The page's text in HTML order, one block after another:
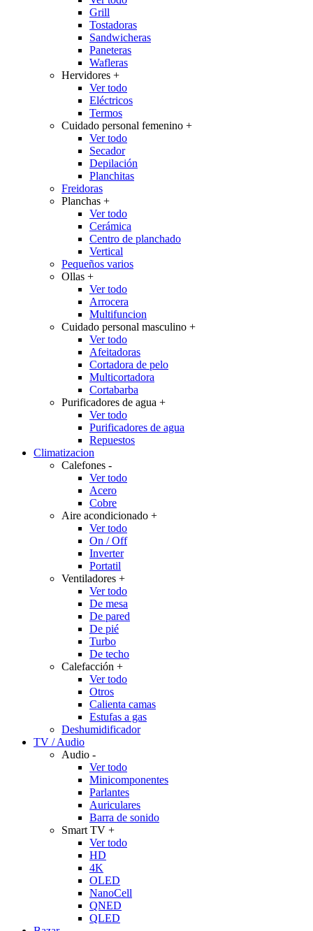
Grill
Tostadoras
Sandwicheras
Paneteras
Wafleras
Hervidores +
Ver todo
Eléctricos
Termos
Cuidado personal femenino +
Ver todo
Secador
Depilación
Planchitas
Freidoras
Planchas +
Ver todo
Cerámica
Centro de planchado
Vertical
Pequeños varios
Ollas +
Ver todo
Arrocera
Multifuncion
Cuidado personal masculino +
Ver todo
Afeitadoras
Cortadora de pelo
Multicortadora
Cortabarba
Purificadores de agua +
Ver todo
Purificadores de agua
Repuestos
Climatizacion
Calefones -
Ver todo
Acero
Cobre
Aire acondicionado +
Ver todo
On / Off
Inverter
Portatil
Ventiladores +
Ver todo
De mesa
De pared
De pié
Turbo
De techo
Calefacción +
Ver todo
Otros
Calienta camas
Estufas a gas
Deshumidificador
TV / Audio
Audio -
Ver todo
Minicomponentes
Parlantes
Auriculares
Barra de sonido
Smart TV +
Ver todo
HD
4K
OLED
NanoCell
QNED
QLED